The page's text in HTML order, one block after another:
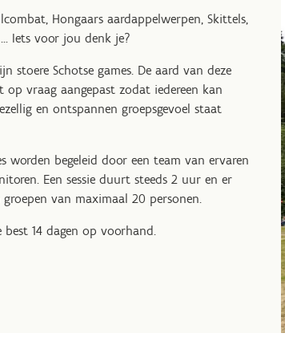
Hongaars aardappelwerpen, Skittels,
Iets voor jou denk je?
stoere Schotse games. De aard van deze
vraag aangepast zodat iedereen kan
en ontspannen groepsgevoel staat
worden begeleid door een team van ervaren
Een sessie duurt steeds 2 uur en er
van maximaal 20 personen.
best 14 dagen op voorhand.